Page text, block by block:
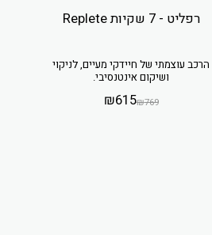
רפליט - 7 שקיות Replete
הרכב עוצמתי של חיידקי מעיים, לניקוי
ושיקום אינטנסיבי.
₪769
₪615